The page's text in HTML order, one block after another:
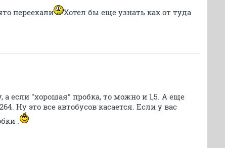
переехали
Хотел бы еще узнать как от туда
если "хорошая" пробка, то можно и 1,5. А еще
Ну это все автобусов касается. Если у вас
.